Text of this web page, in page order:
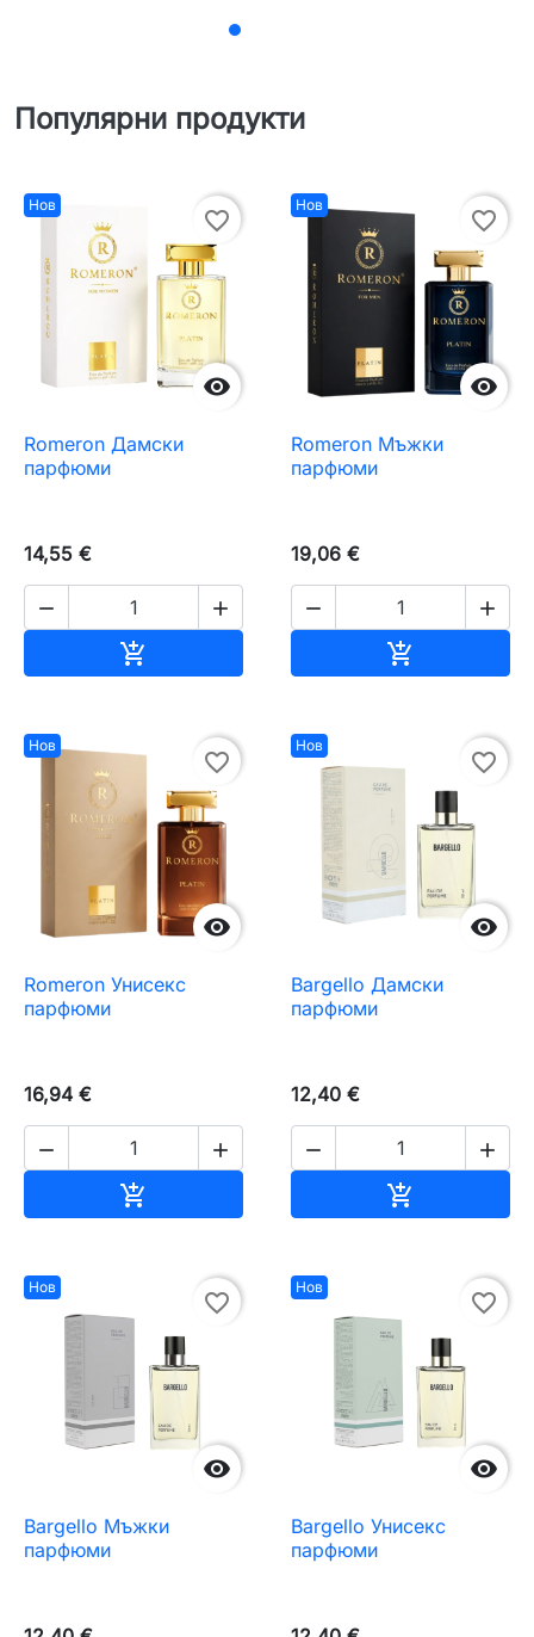
Популярни продукти
Нов

favorite_border
Romeron Дамски
парфюми
14,55 €
 

Нов

favorite_border
Romeron Мъжки
парфюми
19,06 €
 

Нов

favorite_border
Romeron Унисекс
парфюми
16,94 €
 

Нов

favorite_border
Bargello Дамски
парфюми
12,40 €
 

Нов

favorite_border
Bargello Мъжки
парфюми
Нов

favorite_border
Bargello Унисекс
парфюми